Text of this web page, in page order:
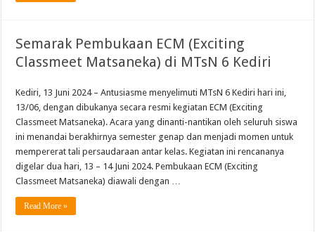
Semarak Pembukaan ECM (Exciting
Classmeet Matsaneka) di MTsN 6 Kediri
Kediri, 13 Juni 2024 – Antusiasme menyelimuti MTsN 6 Kediri hari ini,
13/06, dengan dibukanya secara resmi kegiatan ECM (Exciting
Classmeet Matsaneka). Acara yang dinanti-nantikan oleh seluruh siswa
ini menandai berakhirnya semester genap dan menjadi momen untuk
mempererat tali persaudaraan antar kelas. Kegiatan ini rencananya
digelar dua hari, 13 – 14 Juni 2024. Pembukaan ECM (Exciting
Classmeet Matsaneka) diawali dengan …
Read More »